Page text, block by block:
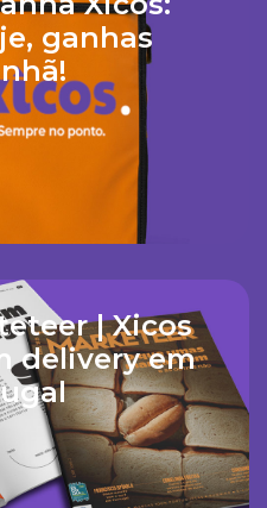
ganhas
| Xicos
delivery em